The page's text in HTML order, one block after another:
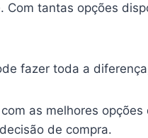
Com tantas opções
fazer toda a
as melhores
de compra.